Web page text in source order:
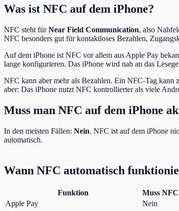
Was ist NFC auf dem iPhone?
NFC steht fürNear Field Communication, also
NFC besonders gut für kontaktloses Bezahlen,
Auf dem iPhone ist NFC vor allem aus Apple Pay
lange konfigurieren. Das iPhone wird nah an das
NFC kann aber mehr als Bezahlen. Ein NFC-Tag kann
aber: Das iPhone nutzt NFC kontrollierter als viele
Muss man NFC auf dem iPhone
In den meisten Fällen: Nein. NFC ist auf dem iPhone
automatisch.
Wann NFC automatisch
Funktion Muss
Apple Pay
Nein